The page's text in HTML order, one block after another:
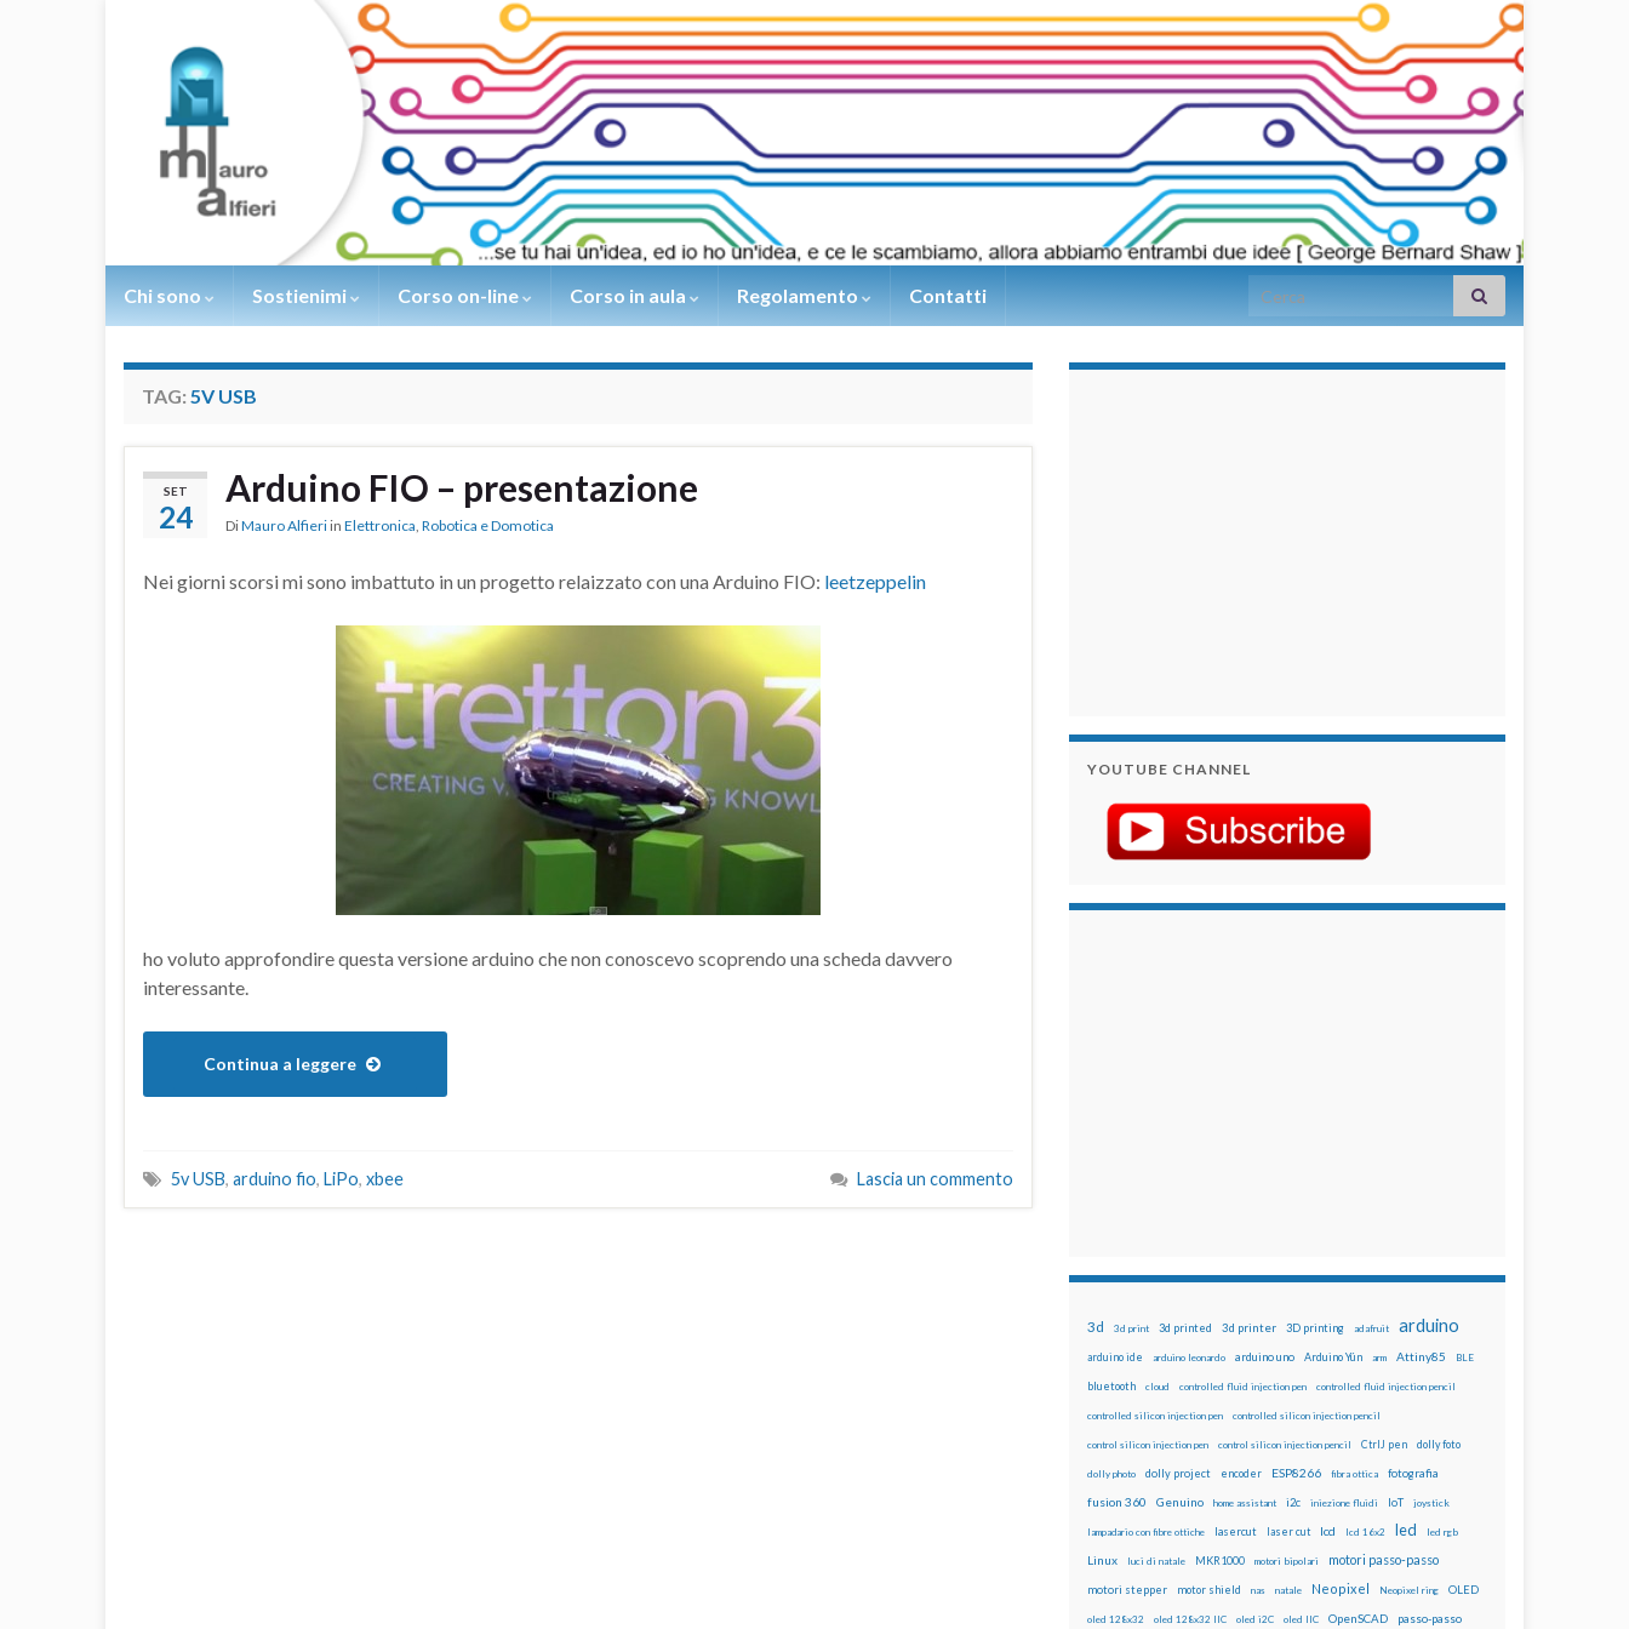
Chi sono Sostienimi Corso on-line Corso in aula Regolamento Contatti Search for:
TAG: 5V USB
SET
24
Arduino FIO – presentazione
DiMauro Alfieri in Elettronica, Robotica e Domotica
Nei giorni scorsi mi sono imbattuto in un progetto relaizzato con una Arduino FIO: leetzeppelin
ho voluto approfondire questa versione arduino che non conoscevo scoprendo una scheda davvero
interessante.
Continua a leggere
5v USB, arduino fio, LiPo, xbee Lascia un commento
YOUTUBE CHANNEL
3d 3d print 3d printed 3d printer 3D printing adafruit arduino
arduino ide arduino leonardo arduino uno Arduino Yún arm Attiny85 BLE
bluetooth cloud controlled fluid injection pen controlled fluid injection pencil
controlled silicon injection pen controlled silicon injection pencil
control silicon injection pen control silicon injection pencil CtrlJ pen dolly foto
dolly photo dolly project encoder ESP8266 fibra ottica fotografia
fusion 360 Genuino home assistant i2c iniezione fluidi IoT joystick
lampadario con fibre ottiche lasercut laser cut lcd lcd 16x2 led led rgb
Linux luci di natale MKR1000 motori bipolari motori passo-passo
motori stepper motor shield nas natale Neopixel Neopixel ring OLED
oled 128x32 oled 128x32 IIC oled i2C oled IIC OpenSCAD passo-passo